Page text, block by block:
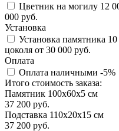
Цветник на могилу 12
000 руб.
Установка
Установка памятника
цоколя от 30 000 руб.
Оплата
Оплата наличными -5%
Итого стоимость заказа:
Памятник 100х60х5 см
37 200 руб.
Подставка 110х20х15 см
37 200 руб.